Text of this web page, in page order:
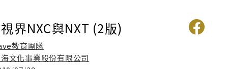
界NXC與NXT (2版)
教育團隊
文化事業股份有限公司